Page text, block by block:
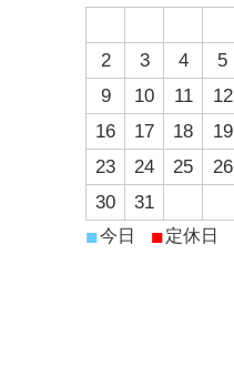
2
3 4 5
9
10 11 12
16
17 18 19
23
24 25 26
30
31
■今日 ■定休日